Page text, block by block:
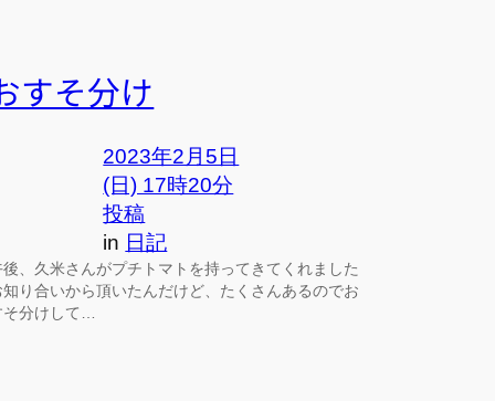
すそ分け
2023年2月5日
(日) 17時20分
投稿
in 日記
後、久米さんがプチトマトを持ってきてくれました
知り合いから頂いたんだけど、たくさんあるのでお
そ分けして…